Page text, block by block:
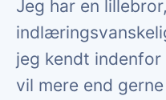
Jeg har en
jeg kendt
vil mere end